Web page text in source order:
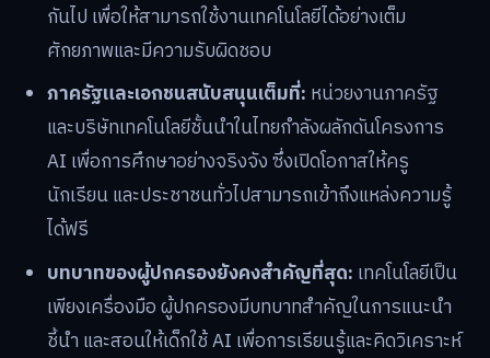
กันไป เพื่อให้สามารถใช้งานเทคโนโลยีได้อย่างเต็ม
ศักยภาพและมีความรับผิดชอบ
ภาครัฐและเอกชนสนับสนุนเต็มที่: หน่วยงานภาครัฐ
และบริษัทเทคโนโลยีชั้นนำในไทยกำลังผลักดันโครงการ
AI เพื่อการศึกษาอย่างจริงจัง ซึ่งเปิดโอกาสให้ครู
นักเรียน และประชาชนทั่วไปสามารถเข้าถึงแหล่งความรู้
ได้ฟรี
บทบาทของผู้ปกครองยังคงสำคัญที่สุด: เทคโนโลยีเป็น
เพียงเครื่องมือ ผู้ปกครองมีบทบาทสำคัญในการแนะนำ
ชี้นำ และสอนให้เด็กใช้ AI เพื่อการเรียนรู้และคิดวิเคราะห์